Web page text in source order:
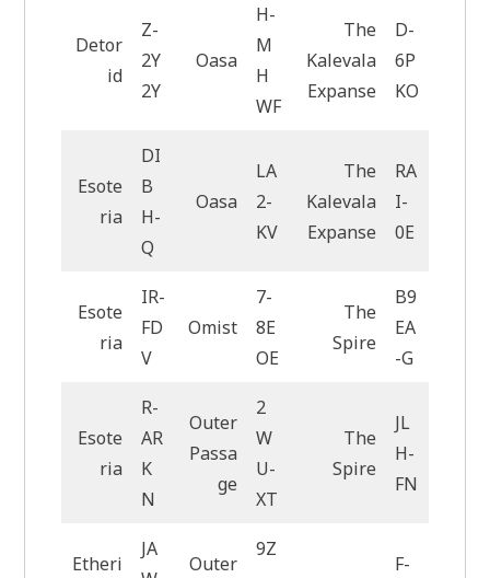
Detor
id
Z-
2Y
2Y
Oasa
H-
M
H
WF
The
Kalevala
Expanse
D-
6P
KO
Esote
ria
DI
B
H-
Q
Oasa
LA
2-
KV
The
Kalevala
Expanse
RA
I-
0E
Esote
ria
IR-
FD
V
Omist
7-
8E
OE
The
Spire
B9
EA
-G
Esote
ria
R-
AR
K
N
Outer
Passa
ge
2
W
U-
XT
The
Spire
JL
H-
FN
Etheri
JA
Outer
9Z
F-